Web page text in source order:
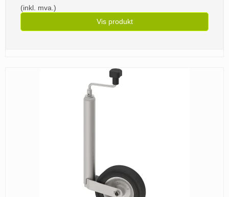
(inkl. mva.)
Vis produkt